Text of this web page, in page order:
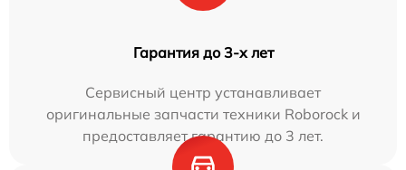
Гарантия до 3-х лет
Сервисный центр устанавливает
оригинальные запчасти техники Roborock и
предоставляет гарантию до 3 лет.